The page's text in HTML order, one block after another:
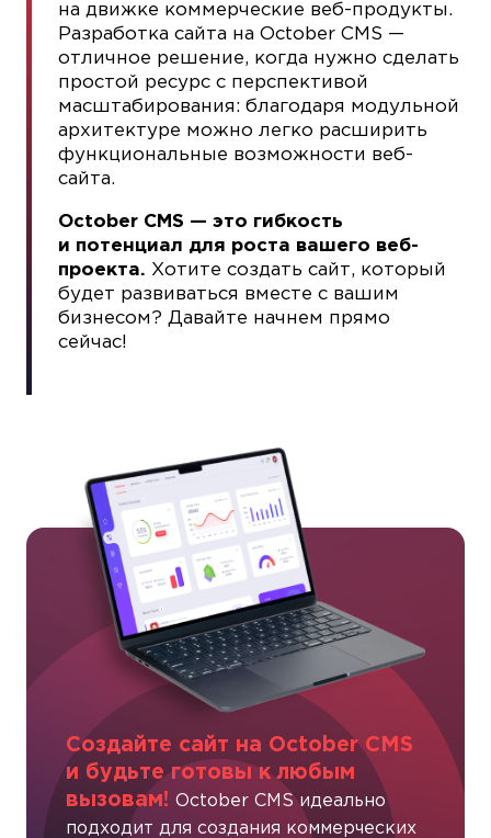
на движке коммерческие веб-продукты.
Разработка сайта на October CMS —
отличное решение, когда нужно сделать
простой ресурс с перспективой
масштабирования: благодаря модульной
архитектуре можно легко расширить
функциональные возможности веб-
сайта.
October CMS — это гибкость
и потенциал для роста вашего веб-
проекта. Хотите создать сайт, который
будет развиваться вместе с вашим
бизнесом? Давайте начнем прямо
сейчас!
Создайте сайт на October CMS
и будьте готовы к любым
вызовам! October CMS идеально
подходит для создания коммерческих